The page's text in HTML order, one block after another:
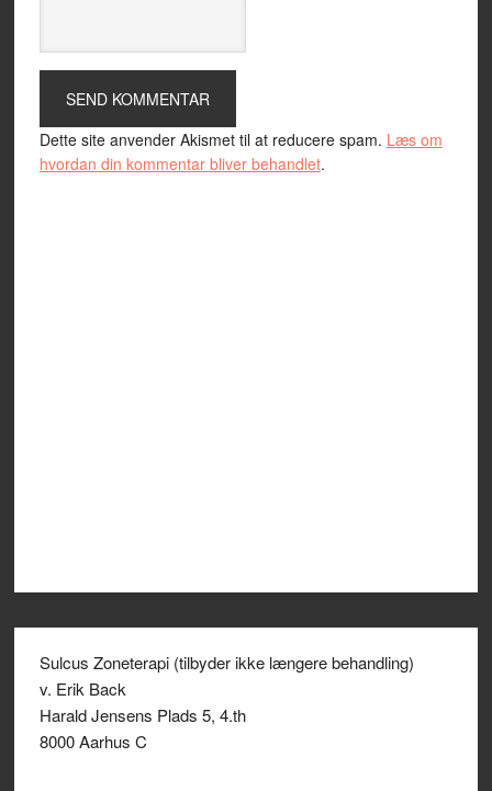
Dette site anvender Akismet til at reducere spam. Læs om
hvordan din kommentar bliver behandlet.
Sulcus Zoneterapi (tilbyder ikke længere behandling)
v. Erik Back
Harald Jensens Plads 5, 4.th
8000 Aarhus C